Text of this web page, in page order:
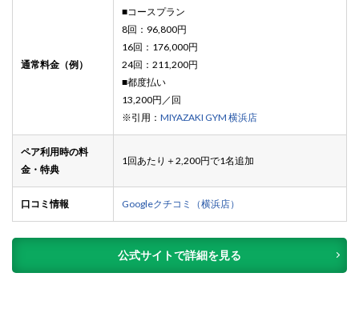
通常料金（例）
■コースプラン
8回：96,800円
16回：176,000円
24回：211,200円
■都度払い
13,200円／回
※引用： MIYAZAKI GYM 横浜店
ペア利用時の料
金・特典
1回あたり＋2,200円で1名追加
口コミ情報 Googleクチコミ（横浜店）
公式サイトで詳細を見る